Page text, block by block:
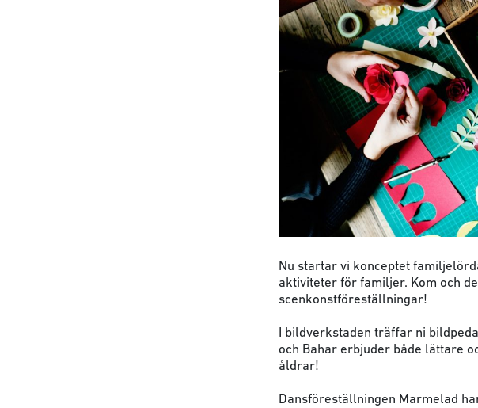
Nu startar vi konceptet
aktiviteter för familjer. Kom och
scenkonstföreställningar!
I bildverkstaden träffar ni
och Bahar erbjuder både lättare
åldrar!
Dansföreställningen Marmelad